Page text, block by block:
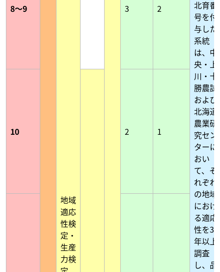
8～9
地域
適応
性検
定・
生産
力検
3 2
北育番
号を付
与した
系統
は、中
央・上
川・十
勝農試
および
北海道
農業研
究セン
ターに
おい
て、そ
れぞれ
の地域
におけ
る適応
性を3
年以上
調査
し、品
10 2 1